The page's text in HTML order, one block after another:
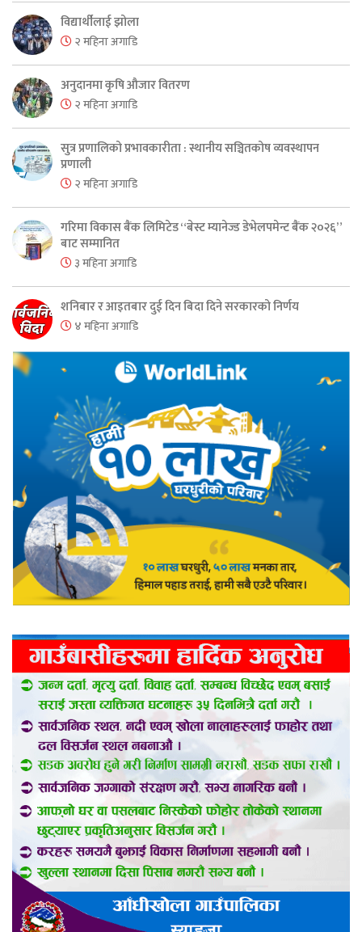
विद्यार्थीलाई झोला
२ महिना अगाडि
अनुदानमा कृषि औजार वितरण
२ महिना अगाडि
सुत्र प्रणालिको प्रभावकारीता : स्थानीय सञ्चितकोष व्यवस्थापन
प्रणाली
२ महिना अगाडि
गरिमा विकास बैंक लिमिटेड “बेस्ट म्यानेज्ड डेभेलपमेन्ट बैंक २०२६”
बाट सम्मानित
३ महिना अगाडि
शनिबार र आइतबार दुई दिन बिदा दिने सरकारको निर्णय
४ महिना अगाडि